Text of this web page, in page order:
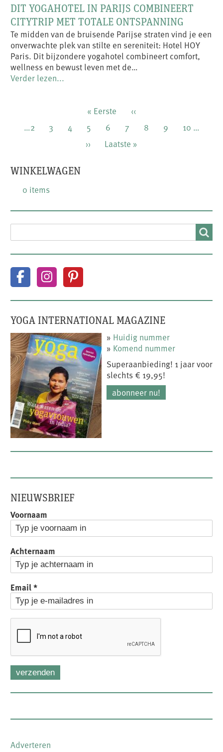
DIT YOGAHOTEL IN PARIJS COMBINEERT
CITYTRIP MET TOTALE ONTSPANNING
Te midden van de bruisende Parijse straten vind je een
onverwachte plek van stilte en sereniteit: Hotel HOY
Paris. Dit bijzondere yogahotel combineert comfort,
wellness en bewust leven met de…
Verder lezen...
Eerste
pagina
« Eerste
Vorige
‹‹
Pagina
…2 Pagina
3 Pagina
4 Pagina
5
Huidige
pagina
6 Pagina
7 Pagina
8 Pagina
9 Pagina
10 …
Volgende
››
Laatste
Laatste »
WINKELWAGEN
0 items
YOGA INTERNATIONAL MAGAZINE
» Huidig nummer
» Komend nummer
Superaanbieding! 1 jaar voor
slechts € 19,95!
abonneer nu!
NIEUWSBRIEF
Voornaam
Achternaam
Email*
verzenden
Adverteren